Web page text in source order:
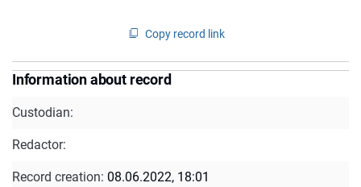
Copy record link
Information about record
Custodian:
Redactor:
Record creation: 08.06.2022, 18:01